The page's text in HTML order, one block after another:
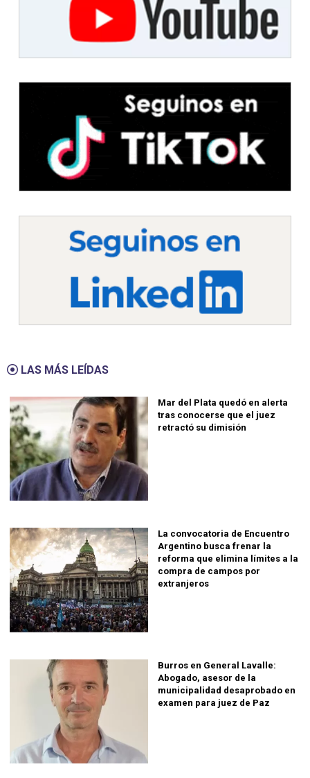
LAS MÁS LEÍDAS
Mar del Plata quedó en alerta
tras conocerse que el juez
retractó su dimisión
La convocatoria de Encuentro
Argentino busca frenar la
reforma que elimina límites a la
compra de campos por
extranjeros
Burros en General Lavalle:
Abogado, asesor de la
municipalidad desaprobado en
examen para juez de Paz